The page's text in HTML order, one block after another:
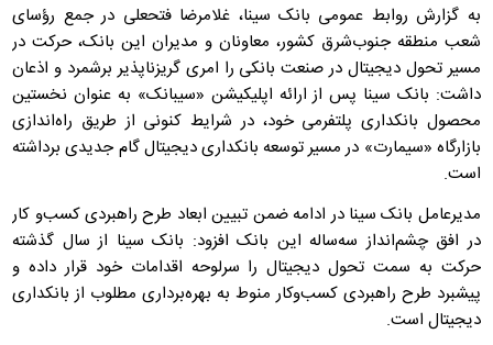
به گزارش روابط‌ عمومی بانک سینا، غلامرضا فتحعلی در جمع رؤسای
شعب منطقه جنوب‌شرق کشور، معاونان و مدیران این بانک، حرکت در
مسیر تحول دیجیتال در صنعت بانکی را امری گریزناپذیر برشمرد و اذعان
داشت: بانک سینا پس از ارائه اپلیکیشن «سیبانک» به عنوان نخستین
محصول بانکداری پلتفرمی خود، در شرایط کنونی از طریق راه‌اندازی
بازارگاه «سیمارت» در مسیر توسعه بانکداری دیجیتال گام جدیدی برداشته
است.
مدیرعامل بانک سینا در ادامه ضمن تبیین ابعاد طرح راهبردی کسب‌و کار
در افق چشم‌انداز سه‌ساله این بانک افزود: بانک سینا از سال گذشته
حرکت به سمت تحول دیجیتال را سرلوحه اقدامات خود قرار داده و
پیشبرد طرح راهبردی کسب‌وکار منوط به بهره‌برداری مطلوب از بانکداری
دیجیتال است.